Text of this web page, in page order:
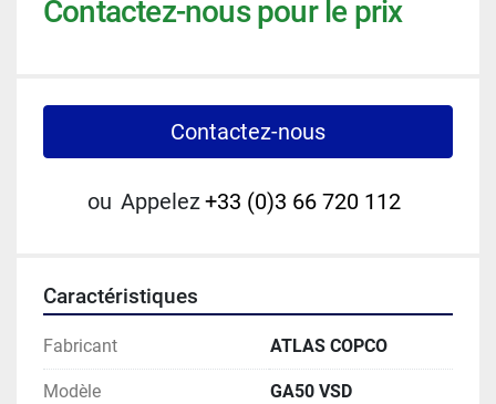
Contactez-nous pour le prix
Contactez-nous
ou Appelez+33 (0)3 66 720 112
Caractéristiques
Fabricant ATLAS COPCO
Modèle GA50 VSD